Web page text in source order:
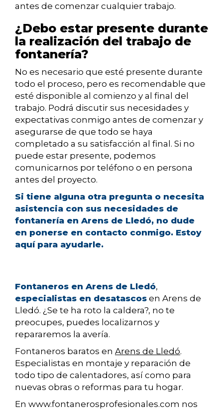
antes de comenzar cualquier trabajo.
¿Debo estar presente durante
la realización del trabajo de
fontanería?
No es necesario que esté presente durante
todo el proceso, pero es recomendable que
esté disponible al comienzo y al final del
trabajo. Podrá discutir sus necesidades y
expectativas conmigo antes de comenzar y
asegurarse de que todo se haya
completado a su satisfacción al final. Si no
puede estar presente, podemos
comunicarnos por teléfono o en persona
antes del proyecto.
Si tiene alguna otra pregunta o necesita
asistencia con sus necesidades de
fontanería en Arens de Lledó, no dude
en ponerse en contacto conmigo. Estoy
aquí para ayudarle.
Fontaneros en Arens de Lledó,
especialistas en desatascos en Arens de
Lledó. ¿Se te ha roto la caldera?, no te
preocupes, puedes localizarnos y
repararemos la avería.
Fontaneros baratos en Arens de Lledó.
Especialistas en montaje y reparación de
todo tipo de calentadores, así como para
nuevas obras o reformas para tu hogar.
En www.fontanerosprofesionales.com nos